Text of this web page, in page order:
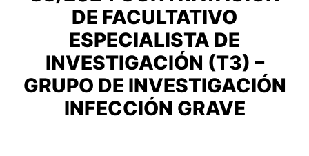
DE FACULTATIVO
ESPECIALISTA DE
INVESTIGACIÓN (T3) –
GRUPO DE INVESTIGACIÓN
INFECCIÓN GRAVE